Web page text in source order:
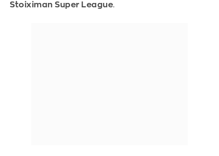
Stoiximan Super League.